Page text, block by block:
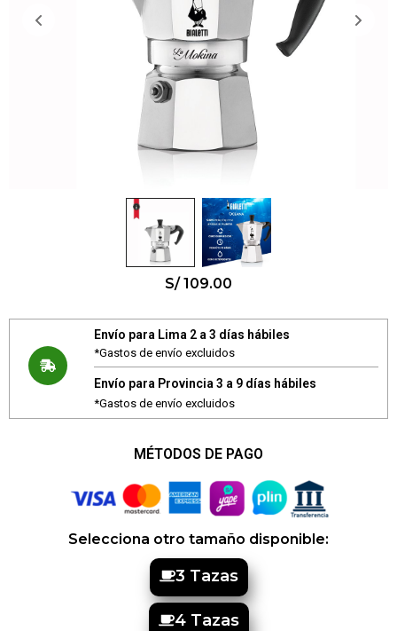
S/109.00
Envío para Lima 2 a 3 días hábiles
*Gastos de envío excluidos
Envío para Provincia 3 a 9 días hábiles
*Gastos de envío excluidos
MÉTODOS DE PAGO
Selecciona otro tamaño disponible:
3 Tazas
4 Tazas